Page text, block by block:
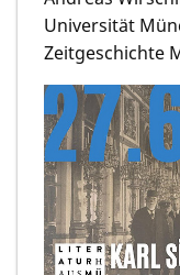
Universität
Zeitgeschichte